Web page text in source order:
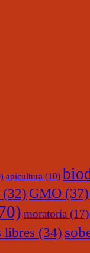
apicultura (10)
(32) GMO (37)
moratoria (17)
libres (34)